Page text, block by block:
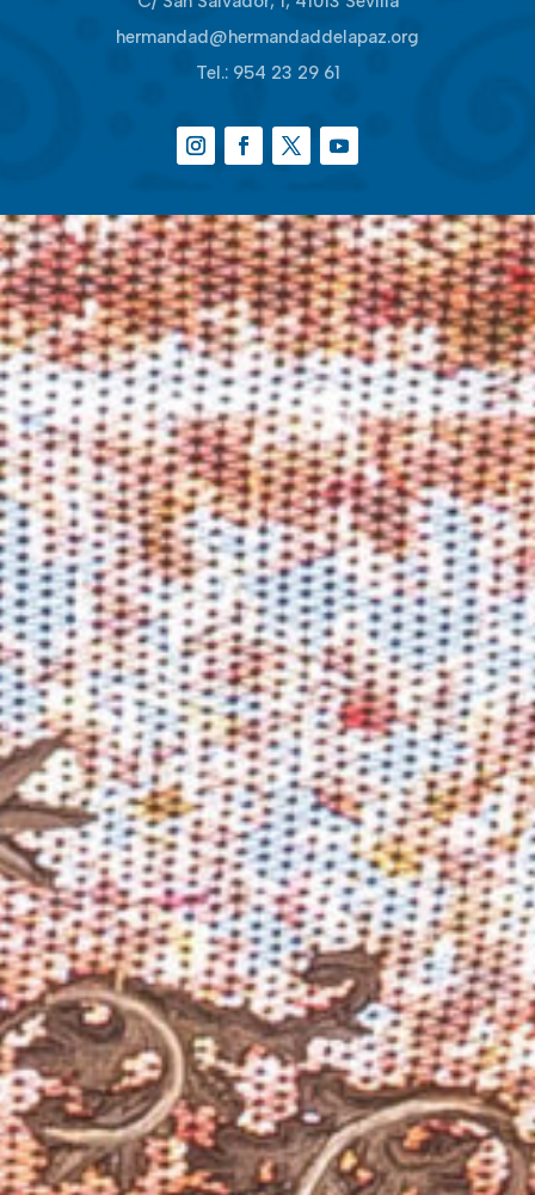
hermandad@hermandaddelapaz.org
Tel.: 954 23 29 61